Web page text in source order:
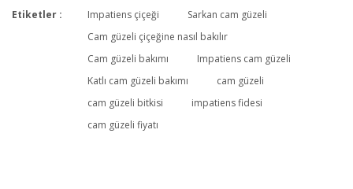
Bu ürüne ilk yorumu siz yapın!
Yorum Yaz
Etiketler : Impatiens çiçeği
Sarkan cam güzeli
Cam güzeli çiçeğine nasıl bakılır
Cam güzeli bakımı
Impatiens cam güzeli
Katlı cam güzeli bakımı
cam güzeli
cam güzeli bitkisi
impatiens fidesi
cam güzeli fiyatı